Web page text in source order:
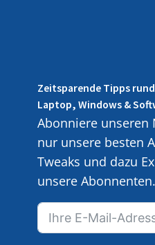
Zeitsparende Tipps
Laptop, Windows &
Abonniere unseren
nur unsere besten
Tweaks und dazu
unsere Abonnenten.